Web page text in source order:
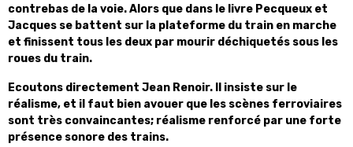
contrebas de la voie. Alors que dans le livre Pecqueux et
Jacques se battent sur la plateforme du train en marche
et finissent tous les deux par mourir déchiquetés sous les
roues du train.
Ecoutons directement Jean Renoir. Il insiste sur le
réalisme, et il faut bien avouer que les scènes ferroviaires
sont très convaincantes; réalisme renforcé par une forte
présence sonore des trains.